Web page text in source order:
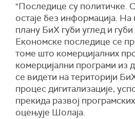
"Последице су политичке.
остаје без информација.
плану БиХ губи углед и
Економске последице се
томе што комерцијалних
комерцијални програми из
се видети на територији
процес дигитализације,
прекида развој
оцењује Шолаја.